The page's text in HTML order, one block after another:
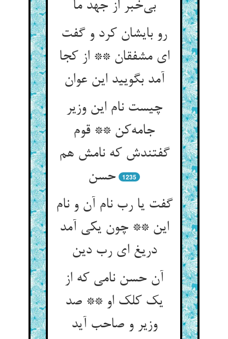
بی‌خبر از جهد ما
رو بایشان کرد و گفت
ای مشفقان ** از کجا
آمد بگویید این عوان
چیست نام این وزیر
جامه‌کن ** قوم
گفتندش که نامش هم
حسن
1235
گفت یا رب نام آن و نام
این ** چون یکی آمد
دریغ ای رب دین
آن حسن نامی که از
یک کلک او ** صد
وزیر و صاحب آید